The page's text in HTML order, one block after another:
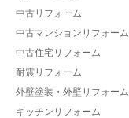
中古リフォーム
中古マンションリフォーム
中古住宅リフォーム
耐震リフォーム
外壁塗装・外壁リフォーム
キッチンリフォーム